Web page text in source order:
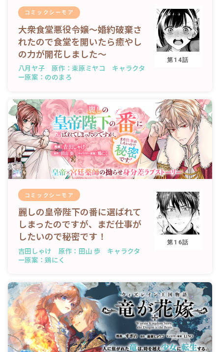
コミックシーモア
大衆食堂悪役令嬢～婚約破棄さ
れたので食堂を開いたら癒やし
の力が開花しました～
八月ヤ子 原作：束原ミヤコ キャラクタ
ー原案：ののまろ
第14話
コミックシーモア
麗しの皇帝陛下の番に選ばれて
しまったのですが、まだ仕事が
したいので秘密です！
吉田しゃけ 原作：田山 歩 キャラクタ
ー原案：鶏にく
第16話